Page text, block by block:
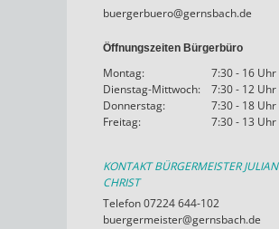
buergerbuero@gernsbach.de
Öffnungszeiten Bürgerbüro
Montag:
7:30 - 16 Uhr
Dienstag-Mittwoch:
7:30 - 12 Uhr
Donnerstag:
7:30 - 18 Uhr
Freitag:
7:30 - 13 Uhr
KONTAKT BÜRGERMEISTER JULIAN
CHRIST
Telefon 07224 644-102
buergermeister@gernsbach.de